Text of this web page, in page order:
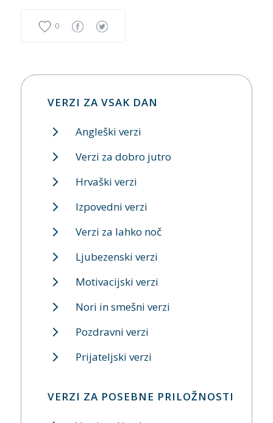
0
VERZI ZA VSAK DAN
Angleški verzi
Verzi za dobro jutro
Hrvaški verzi
Izpovedni verzi
Verzi za lahko noč
Ljubezenski verzi
Motivacijski verzi
Nori in smešni verzi
Pozdravni verzi
Prijateljski verzi
VERZI ZA POSEBNE PRILOŽNOSTI